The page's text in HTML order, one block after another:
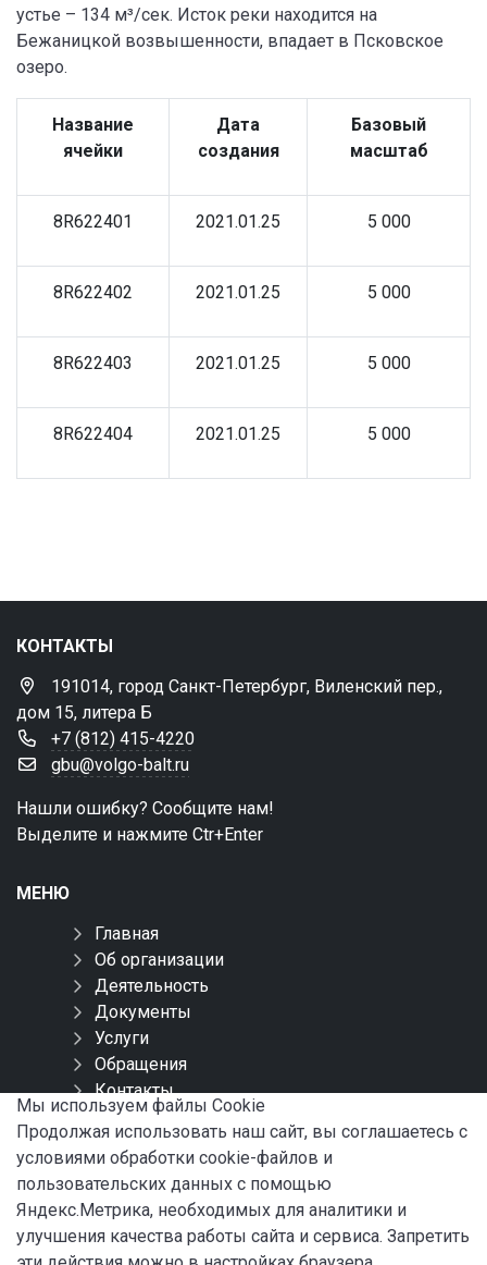
устье – 134 м³/сек. Исток реки находится на
Бежаницкой возвышенности, впадает в Псковское
озеро.
Название
ячейки
Дата
создания
Базовый
масштаб
8R622401 2021.01.25 5 000
8R622402 2021.01.25 5 000
8R622403 2021.01.25 5 000
8R622404 2021.01.25 5 000
КОНТАКТЫ
191014, город Санкт-Петербург, Виленский пер.,
дом 15, литера Б
+7 (812) 415-4220
gbu@volgo-balt.ru
Нашли ошибку? Сообщите нам!
Выделите и нажмите Ctr+Enter
МЕНЮ
Главная
Об организации
Деятельность
Документы
Услуги
Обращения
Контакты
Карта сайта
СОЦИАЛЬНЫЕ СЕТИ
Мы используем файлы Сookie
Продолжая использовать наш сайт, вы соглашаетесь с
условиями обработки cookie-файлов и
пользовательских данных с помощью
Яндекс.Метрика, необходимых для аналитики и
улучшения качества работы сайта и сервиса. Запретить